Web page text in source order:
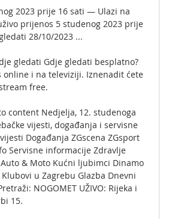
2023 prije 16 sati — Ulazi na
prijenos 5 studenog 2023 prije
28/10/2023 ...
gledati Gdje gledati besplatno?
online i na televiziji. Iznenadit ćete
free.
content Nedjelja, 12. studenoga
vijesti, događanja i servisne
Događanja ZGscena ZGsport
Servisne informacije Zdravlje
& Moto Kućni ljubimci Dinamo
u Zagrebu Glazba Dnevni
NOGOMET UŽIVO: Rijeka i
15.